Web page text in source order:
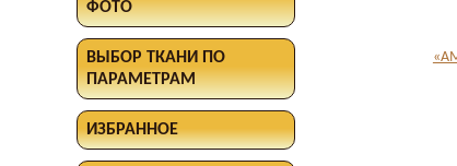
ФОТО
ВЫБОР ТКАНИ ПО
ПАРАМЕТРАМ
ИЗБРАННОЕ